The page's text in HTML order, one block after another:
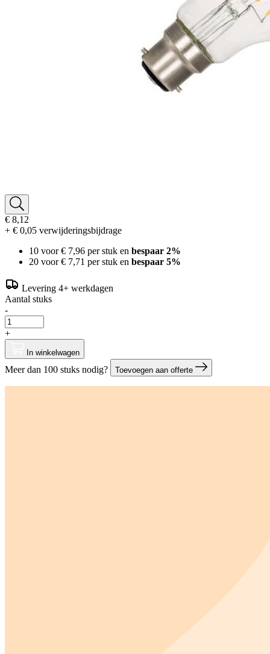
€ 8,12
+ € 0,05 verwijderingsbijdrage
10 voor€ 7,96 per stuk en bespaar 2%
20 voor€ 7,71 per stuk en bespaar 5%
Levering 4+ werkdagen
Aantal stuks
-
+
In winkelwagen
Meer dan 100 stuks nodig? Toevoegen aan offerte